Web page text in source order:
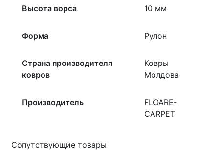
Высота ворса 10 мм
Форма Рулон
Страна производителя
ковров
Ковры
Молдова
Производитель
FLOARE-
CARPET
Сопутствующие товары